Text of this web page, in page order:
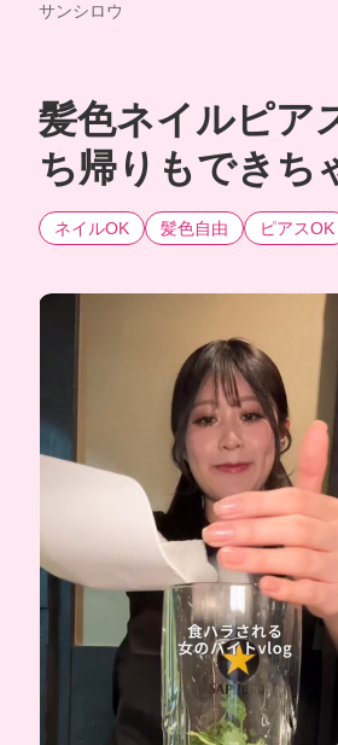
サンシロウ
髪色ネイルピア
ち帰りもできち
ネイルOK 髪色自由 ピアスOK